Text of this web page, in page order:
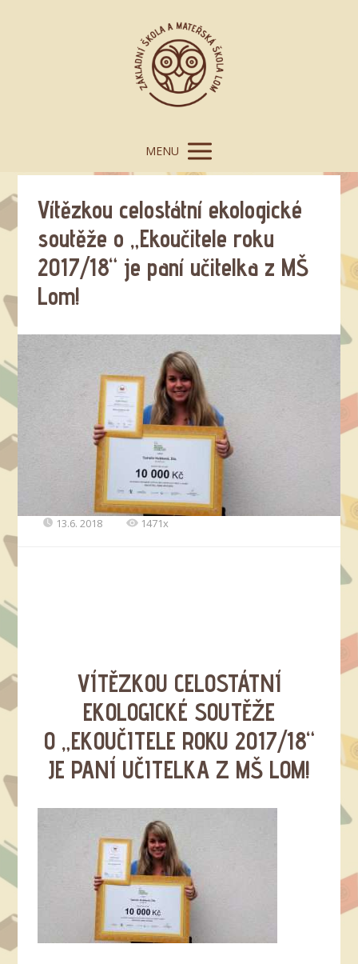
MENU
Vítězkou celostátní ekologické
soutěže o „Ekoučitele roku
2017/18“ je paní učitelka z MŠ
Lom!
13.6. 2018 1471x
VÍTĚZKOU CELOSTÁTNÍ
EKOLOGICKÉ SOUTĚŽE
O „EKOUČITELE ROKU 2017/18“
JE PANÍ UČITELKA Z MŠ LOM!